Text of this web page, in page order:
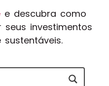
e descubra como
investimentos